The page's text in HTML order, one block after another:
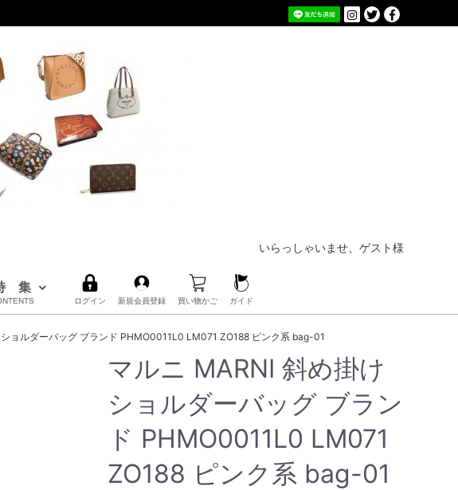
いらっしゃいませ、ゲスト様
集
ログイン 新規会員登録 買い物かご ガイド
ョルダーバッグ ブランド PHMO0011L0 LM071 ZO188 ピンク系 bag-01
マルニ MARNI 斜め掛け
ショルダーバッグ ブラン
ド PHMO0011L0 LM071
ZO188 ピンク系 bag-01